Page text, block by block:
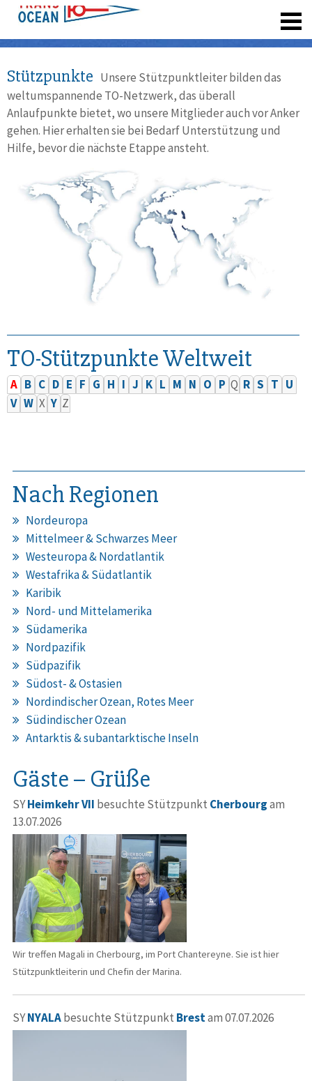
Stützpunkte Unsere Stützpunktleiter bilden das
weltumspannende TO-Netzwerk, das überall
Anlaufpunkte bietet, wo unsere Mitglieder auch vor Anker
gehen. Hier erhalten sie bei Bedarf Unterstützung und
Hilfe, bevor die nächste Etappe ansteht.
TO-Stützpunkte Weltweit
A B C D E F G H I J K L M N O P Q R S T U
V W X Y Z
Nach Regionen
Nordeuropa
Mittelmeer & Schwarzes Meer
Westeuropa & Nordatlantik
Westafrika & Südatlantik
Karibik
Nord- und Mittelamerika
Südamerika
Nordpazifik
Südpazifik
Südost- & Ostasien
Nordindischer Ozean, Rotes Meer
Südindischer Ozean
Antarktis & subantarktische Inseln
Gäste – Grüße
SYHeimkehr VII besuchte Stützpunkt Cherbourgam
13.07.2026
Wir treffen Magali in Cherbourg, im Port Chantereyne. Sie ist hier
Stützpunktleiterin und Chefin der Marina.
SYNYALAbesuchte Stützpunkt Brestam 07.07.2026